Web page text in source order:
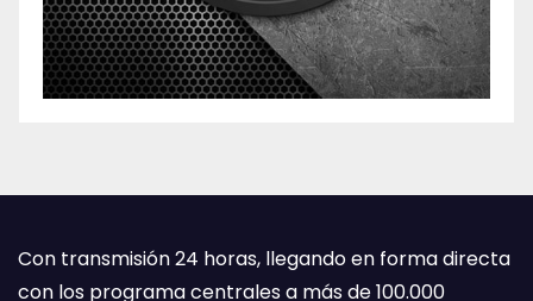
Con transmisión 24 horas, llegando en forma directa
con los programa centrales a más de 100.000